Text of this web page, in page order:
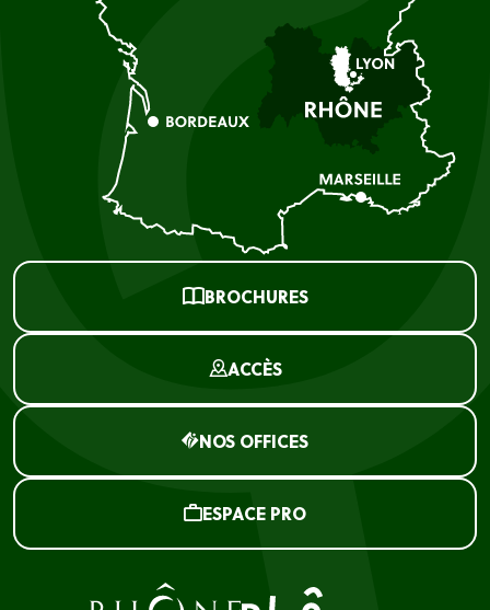
BROCHURES
ACCÈS
NOS OFFICES
ESPACE PRO